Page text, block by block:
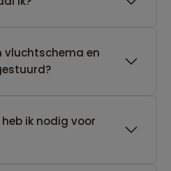
vluchtschema en
ik nodig voor